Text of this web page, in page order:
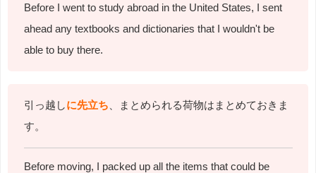
Before I went to study abroad in the United States, I sent
ahead any textbooks and dictionaries that I wouldn't be
able to buy there.
引っ越しに先立ち 、まとめられる荷物はまとめておきま
す。
Before moving, I packed up all the items that could be